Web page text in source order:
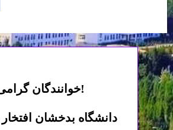
خوانندگان گرامی!
دانشگاه بدخشان افتخار